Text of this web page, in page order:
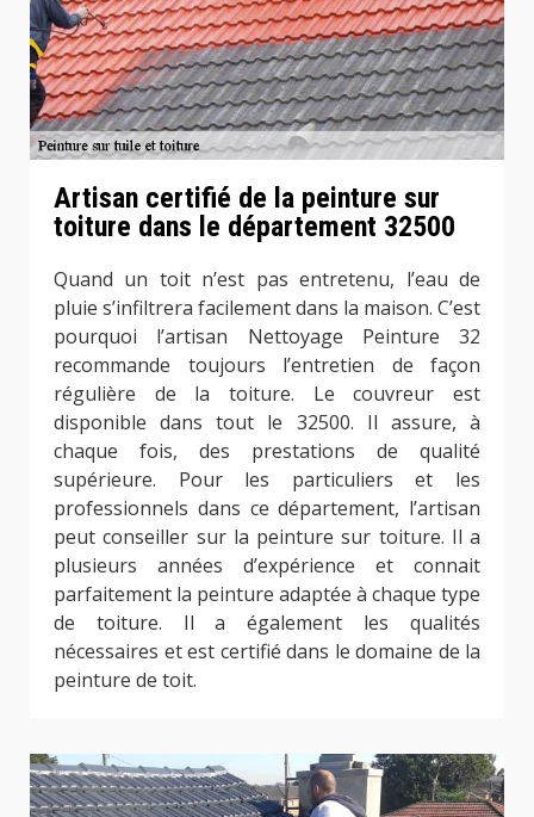
Artisan certifié de la peinture sur
toiture dans le département 32500
Quand un toit n’est pas entretenu, l’eau de
pluie s’infiltrera facilement dans la maison. C’est
pourquoi l’artisan Nettoyage Peinture 32
recommande toujours l’entretien de façon
régulière de la toiture. Le couvreur est
disponible dans tout le 32500. Il assure, à
chaque fois, des prestations de qualité
supérieure. Pour les particuliers et les
professionnels dans ce département, l’artisan
peut conseiller sur la peinture sur toiture. Il a
plusieurs années d’expérience et connait
parfaitement la peinture adaptée à chaque type
de toiture. Il a également les qualités
nécessaires et est certifié dans le domaine de la
peinture de toit.